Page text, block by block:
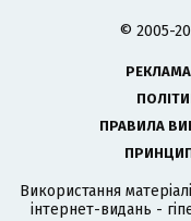
© 2005-
РЕКЛАМА
ПРАВИЛА
Використання
інтернет-видань -